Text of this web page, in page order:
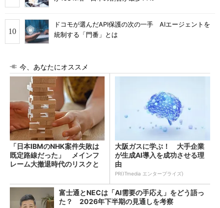
ドコモが選んだAPI保護の次の一手 AIエージェントを
統制する「門番」とは
今、あなたにオススメ
「日本IBMのNHK案件失敗は
既定路線だった」 メインフ
レーム大撤退時代のリスクと
大阪ガスに学ぶ！ 大手企業
が生成AI導入を成功させる理
由
PR(ITmedia エンタープライズ)
富士通とNECは「AI需要の手応え」をどう語っ
た？ 2026年下半期の見通しを考察